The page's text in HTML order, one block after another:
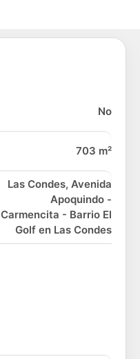
No
703 m²
Las Condes, Avenida
Apoquindo -
Carmencita - Barrio El
Golf en Las Condes